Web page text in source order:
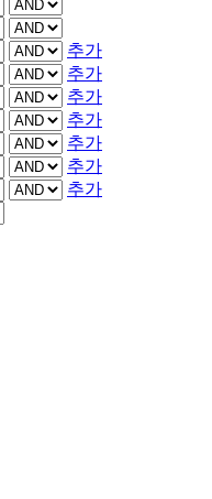
추가
추가
추가
추가
추가
추가
추가